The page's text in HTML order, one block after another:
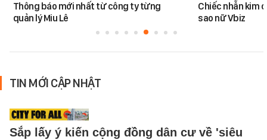
Thông báo mới nhất từ công ty từng
quản lý Miu Lê
Chiếc nhẫn kim
sao nữ Vbiz
TIN MỚI CẬP NHẬT
Sắp lấy ý kiến cộng đồng dân cư về 'siêu